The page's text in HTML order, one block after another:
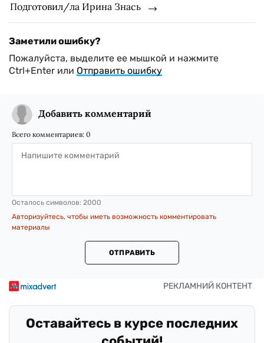
Подготовил/ла Ирина Знась
Заметили ошибку?
Пожалуйста, выделите ее мышкой и нажмите
Ctrl+Enter или Отправить ошибку
Добавить комментарий
Всего комментариев: 0
Осталось символов: 2000
Авторизуйтесь, чтобы иметь возможность комментировать
материалы
ОТПРАВИТЬ
Оставайтесь в курсе последних